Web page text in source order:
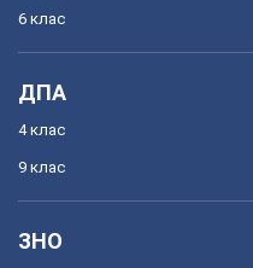
6 клас
ДПА
4 клас
9 клас
ЗНО